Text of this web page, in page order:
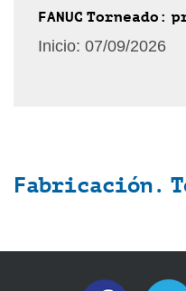
FANUC Torneado:
Inicio: 07/09/2026
Fabricación.